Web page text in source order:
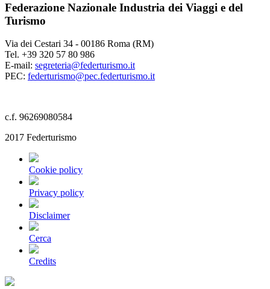
Federazione Nazionale Industria dei Viaggi e del
Turismo
Via dei Cestari 34 - 00186 Roma (RM)
Tel. +39 320 57 80 986
E-mail: segreteria@federturismo.it
PEC: federturismo@pec.federturismo.it
c.f. 96269080584
2017 Federturismo
Cookie policy
Privacy policy
Disclaimer
Cerca
Credits